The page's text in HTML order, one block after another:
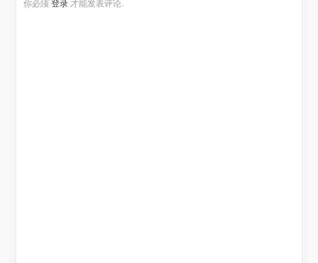
你必须登录 才能发表评论.